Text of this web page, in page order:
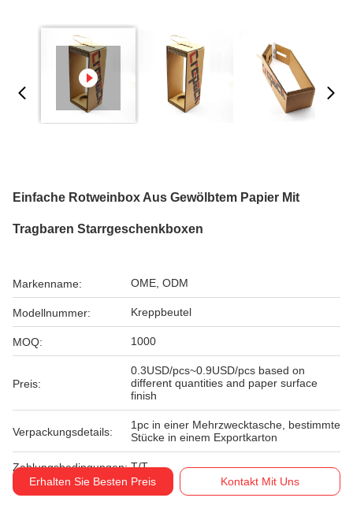
Einfache Rotweinbox Aus Gewölbtem Papier Mit
Tragbaren Starrgeschenkboxen
Markenname: OME, ODM
Modellnummer: Kreppbeutel
MOQ: 1000
Preis:
0.3USD/pcs~0.9USD/pcs based on
different quantities and paper surface
finish
Verpackungsdetails:
1pc in einer Mehrzwecktasche, bestimmte
Stücke in einem Exportkarton
Zahlungsbedingungen: T/T
Erhalten Sie Besten Preis
Kontakt Mit Uns